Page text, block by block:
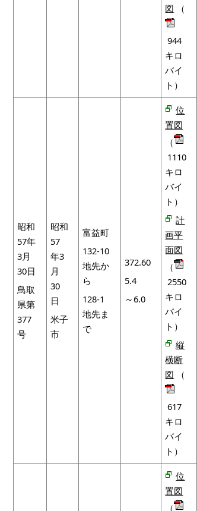
図 （
944
キロ
バイ
ト）
昭和
57年
3月
30日
鳥取
県第
377
号
昭和
57
年3
月
30
日
米子
市
富益町
132-10
地先か
ら
128-1
地先ま
で
372.60
5.4
～6.0
位
置図
（
1110
キロ
バイ
ト）
計
画平
面図
（
2550
キロ
バイ
ト）
縦
横断
図 （
617
キロ
バイ
ト）
位
置図
（